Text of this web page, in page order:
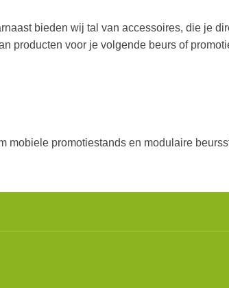
bieden wij tal van accessoires, die je
producten voor je volgende beurs of
mobiele promotiestands en modulaire